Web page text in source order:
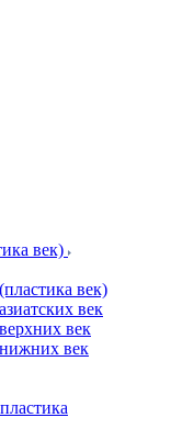
век)
век)
век
век
век